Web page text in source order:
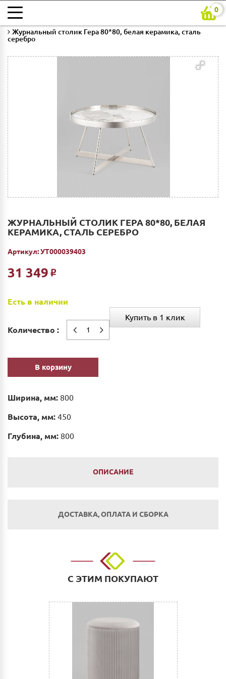
0
Главная
Журнальный столик Гера 80*80, белая керамика, сталь
серебро
ЖУРНАЛЬНЫЙ СТОЛИК ГЕРА 80*80, БЕЛАЯ
КЕРАМИКА, СТАЛЬ СЕРЕБРО
Артикул:УТ000039403
31 349 Р
Есть в наличии
Количество :
В корзину
Купить в 1 клик
Ширина, мм: 800
Высота, мм: 450
Глубина, мм: 800
ОПИСАНИЕ
ДОСТАВКА, ОПЛАТА И СБОРКА
Наличным и безналичным расчетом в салоне по
адресу: г. Нижний Новгород, ул. Невзоровых, д.64,
расчетный счет. Для физических и юридических лиц.
Сбербанк Онлайн.
Как оплатить:
Вы можете заполнить реквизиты при оформлении
покупки в Корзине на сайте или прислать их нам на
электронную почту (почта сайта)
С ЭТИМ ПОКУПАЮТ